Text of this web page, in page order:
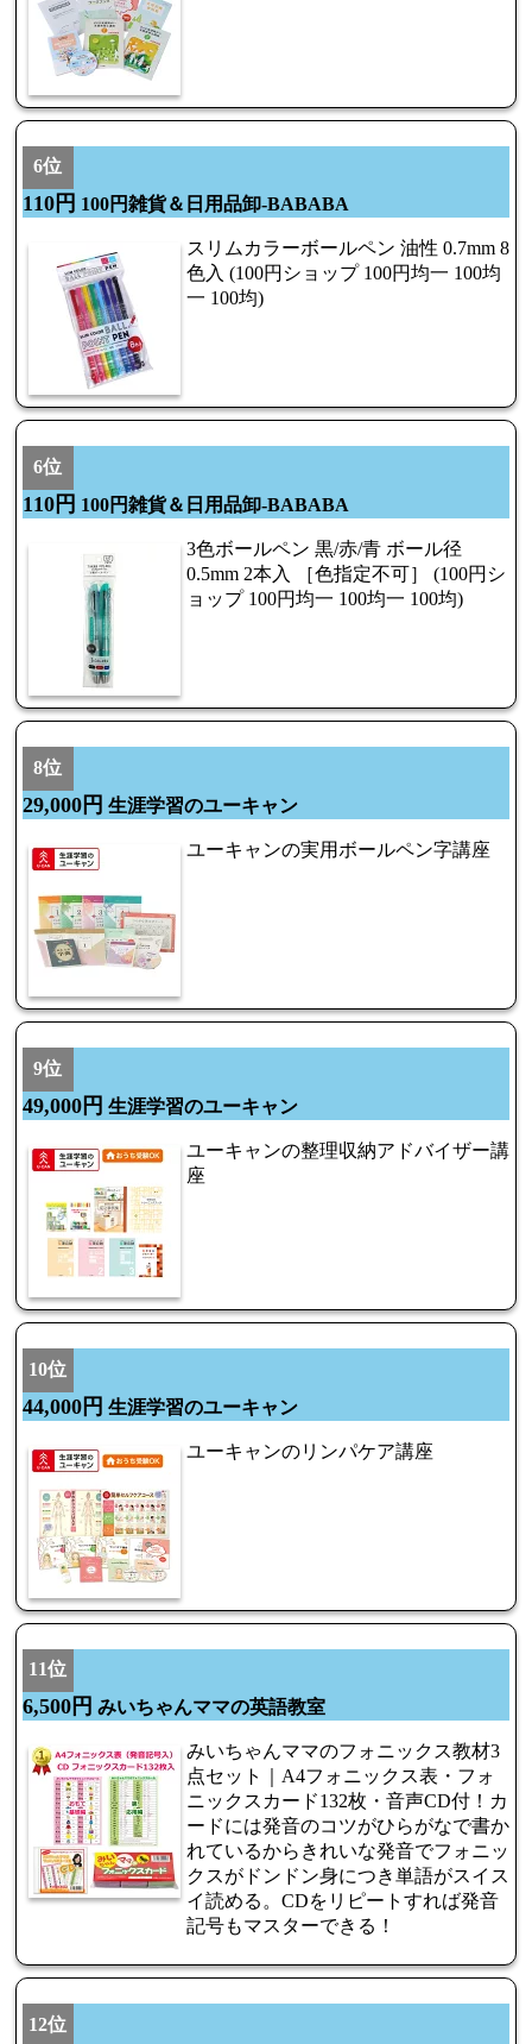
6位
110円 100円雑貨＆日用品卸-BABABA
スリムカラーボールペン 油性 0.7mm 8
色入 (100円ショップ 100円均一 100均
一 100均)
6位
110円 100円雑貨＆日用品卸-BABABA
3色ボールペン 黒/赤/青 ボール径
0.5mm 2本入 ［色指定不可］ (100円シ
ョップ 100円均一 100均一 100均)
8位
29,000円 生涯学習のユーキャン
ユーキャンの実用ボールペン字講座
9位
49,000円 生涯学習のユーキャン
ユーキャンの整理収納アドバイザー講
座
10位
44,000円 生涯学習のユーキャン
ユーキャンのリンパケア講座
11位
6,500円 みいちゃんママの英語教室
みいちゃんママのフォニックス教材3
点セット｜A4フォニックス表・フォ
ニックスカード132枚・音声CD付！カ
ードには発音のコツがひらがなで書か
れているからきれいな発音でフォニッ
クスがドンドン身につき単語がスイス
イ読める。CDをリピートすれば発音
記号もマスターできる！
12位